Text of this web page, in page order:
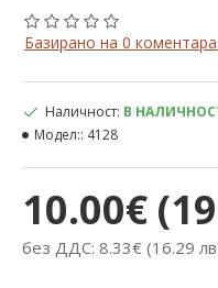
Базирано на 0 коментара.
10.00€
без ДДС: 8.33€ (16.29
Наличност: В
Модел:: 4128